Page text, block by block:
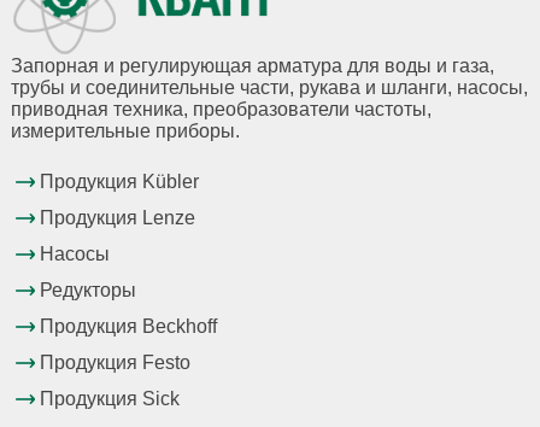
Запорная и регулирующая арматура для воды и газа,
трубы и соединительные части, рукава и шланги, насосы,
приводная техника, преобразователи частоты,
измерительные приборы.
Продукция Kübler
Продукция Lenze
Насосы
Редукторы
Продукция Beckhoff
Продукция Festo
Продукция Sick